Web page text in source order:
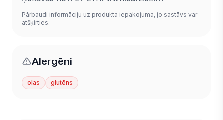
Pārbaudi informāciju uz produkta iepakojuma, jo sastāvs var
atšķirties.
Alergēni
olas glutēns